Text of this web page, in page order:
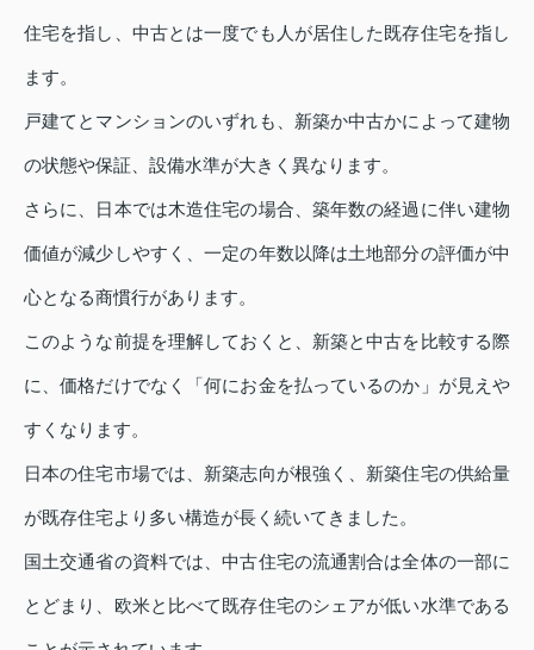
住宅を指し、中古とは一度でも人が居住した既存住宅を指し
ます。
戸建てとマンションのいずれも、新築か中古かによって建物
の状態や保証、設備水準が大きく異なります。
さらに、日本では木造住宅の場合、築年数の経過に伴い建物
価値が減少しやすく、一定の年数以降は土地部分の評価が中
心となる商慣行があります。
このような前提を理解しておくと、新築と中古を比較する際
に、価格だけでなく「何にお金を払っているのか」が見えや
すくなります。
日本の住宅市場では、新築志向が根強く、新築住宅の供給量
が既存住宅より多い構造が長く続いてきました。
国土交通省の資料では、中古住宅の流通割合は全体の一部に
とどまり、欧米と比べて既存住宅のシェアが低い水準である